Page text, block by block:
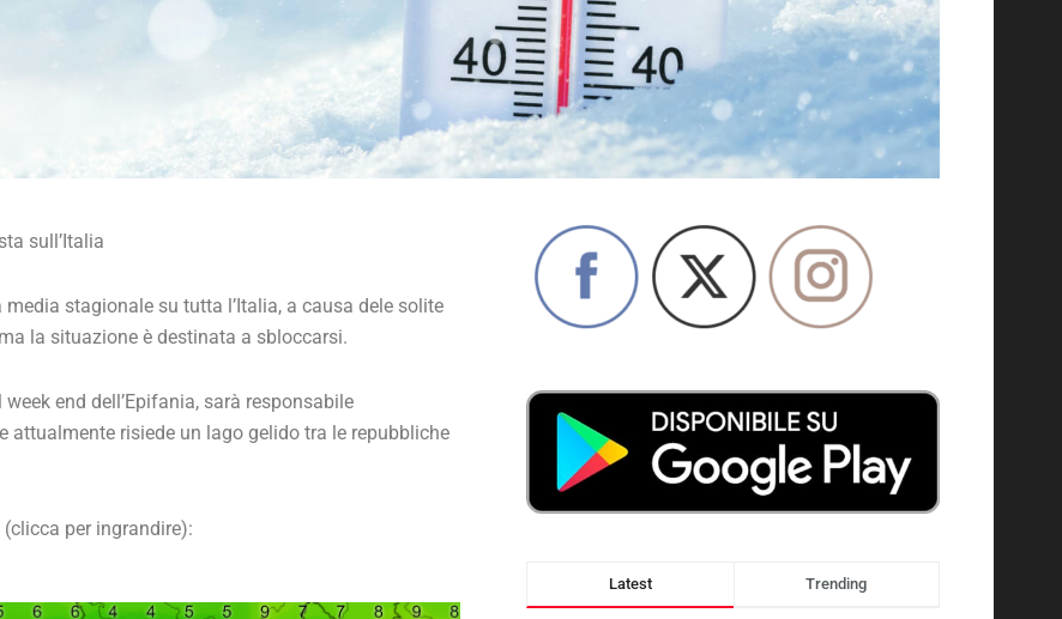
sull’Italia
stagionale su tutta l’Italia, a causa dele solite
la situazione è destinata a sbloccarsi.
end dell’Epifania, sarà responsabile
attualmente risiede un lago gelido tra le repubbliche
per ingrandire):
Latest Trending